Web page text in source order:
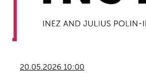
20.05.2026 10:00